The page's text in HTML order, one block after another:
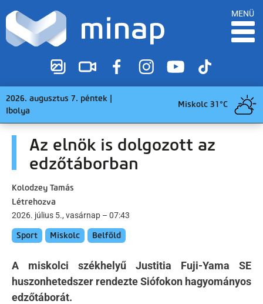
MENÜ
2026. augusztus 7. péntek |
Ibolya
Miskolc 31°C
Az elnök is dolgozott az
edzőtáborban
Kolodzey Tamás
Létrehozva
2026. július 5., vasárnap – 07:43
Sport Miskolc Belföld
A miskolci székhelyű Justitia Fuji-Yama SE
huszonhetedszer rendezte Siófokon hagyományos
edzőtáborát.